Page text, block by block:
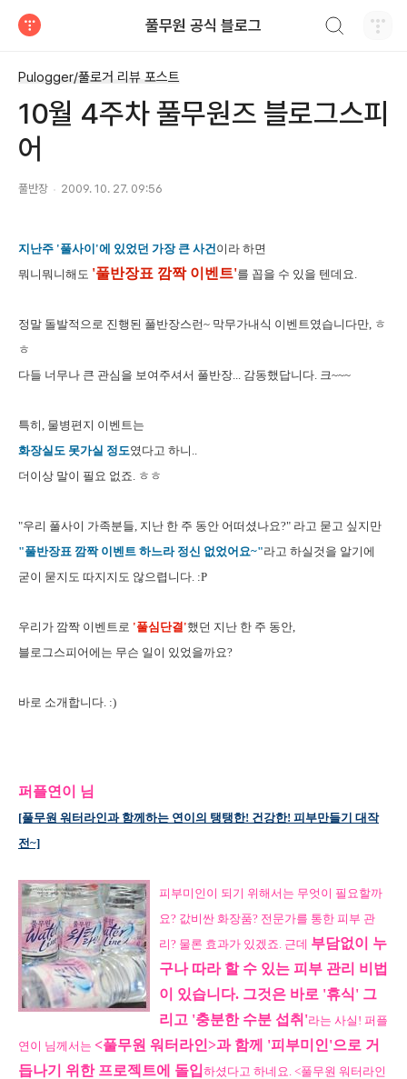
풀무원 공식 블로그
Pulogger/풀로거 리뷰 포스트
10월 4주차 풀무원즈 블로그스피
어
풀반장 2009. 10. 27. 09:56
지난주 '풀사이'에 있었던 가장 큰 사건이라 하면
뭐니뭐니해도 '풀반장표 깜짝 이벤트'를 꼽을 수 있을 텐데요.
정말 돌발적으로 진행된 풀반장스런~ 막무가내식 이벤트였습니다만, ㅎ
ㅎ
다들 너무나 큰 관심을 보여주셔서 풀반장... 감동했답니다. 크~~~
특히, 물병편지 이벤트는
화장실도 못가실 정도였다고 하니..
더이상 말이 필요 없죠. ㅎㅎ
"우리 풀사이 가족분들, 지난 한 주 동안 어떠셨나요?" 라고 묻고 싶지만
"풀반장표 깜짝 이벤트 하느라 정신 없었어요~"라고 하실것을 알기에
굳이 묻지도 따지지도 않으렵니다. :P
우리가 깜짝 이벤트로 '풀심단결'했던 지난 한 주 동안,
블로그스피어에는 무슨 일이 있었을까요?
바로 소개합니다. :)
퍼플연이 님
[풀무원 워터라인과 함께하는 연이의 탱탱한! 건강한! 피부만들기 대작
전~]
피부미인이 되기 위해서는 무엇이 필요할까
요? 값비싼 화장품? 전문가를 통한 피부 관
리? 물론 효과가 있겠죠. 근데 부담없이 누
구나 따라 할 수 있는 피부 관리 비법
이 있습니다. 그것은 바로 '휴식' 그
리고 '충분한 수분 섭취'라는 사실! 퍼플
연이 님께서는 <풀무원 워터라인>과 함께 '피부미인'으로 거
듭나기 위한 프로젝트에 돌입하셨다고 하네요. <풀무원 워터라인